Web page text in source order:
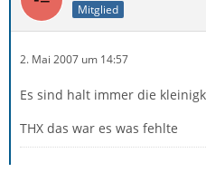
Mitglied
2. Mai 2007 um 14:57
Es sind halt immer die
THX das war es was fehlte